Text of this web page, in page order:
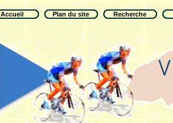
Accueil Plan du site Recherche